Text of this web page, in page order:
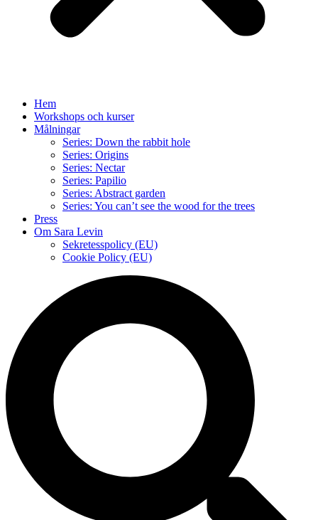
Hem
Workshops och kurser
Målningar
Series: Down the rabbit hole
Series: Origins
Series: Nectar
Series: Papilio
Series: Abstract garden
Series: You can’t see the wood for the trees
Press
Om Sara Levin
Sekretesspolicy (EU)
Cookie Policy (EU)